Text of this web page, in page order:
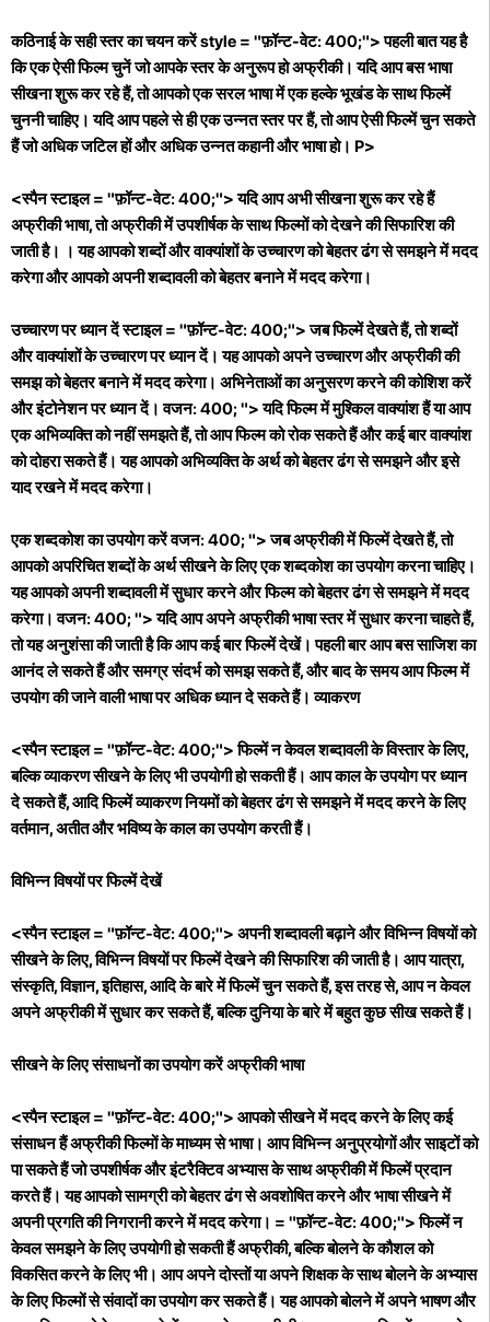
कठिनाई के सही स्तर का चयन करें style = "फ़ॉन्ट-वेट: 400;"> पहली बात यह है
कि एक ऐसी फिल्म चुनें जो आपके स्तर के अनुरूप हो अफ्रीकी। यदि आप बस भाषा
सीखना शुरू कर रहे हैं, तो आपको एक सरल भाषा में एक हल्के भूखंड के साथ फिल्में
चुननी चाहिए। यदि आप पहले से ही एक उन्नत स्तर पर हैं, तो आप ऐसी फिल्में चुन सकते
हैं जो अधिक जटिल हों और अधिक उन्नत कहानी और भाषा हो। P>
<स्पैन स्टाइल = "फ़ॉन्ट-वेट: 400;"> यदि आप अभी सीखना शुरू कर रहे हैं
अफ्रीकी भाषा, तो अफ्रीकी में उपशीर्षक के साथ फिल्मों को देखने की सिफारिश की
जाती है। । यह आपको शब्दों और वाक्यांशों के उच्चारण को बेहतर ढंग से समझने में मदद
करेगा और आपको अपनी शब्दावली को बेहतर बनाने में मदद करेगा।
उच्चारण पर ध्यान दें स्टाइल = "फ़ॉन्ट-वेट: 400;"> जब फिल्में देखते हैं, तो शब्दों
और वाक्यांशों के उच्चारण पर ध्यान दें। यह आपको अपने उच्चारण और अफ्रीकी की
समझ को बेहतर बनाने में मदद करेगा। अभिनेताओं का अनुसरण करने की कोशिश करें
और इंटोनेशन पर ध्यान दें। वजन: 400; "> यदि फिल्म में मुश्किल वाक्यांश हैं या आप
एक अभिव्यक्ति को नहीं समझते हैं, तो आप फिल्म को रोक सकते हैं और कई बार वाक्यांश
को दोहरा सकते हैं। यह आपको अभिव्यक्ति के अर्थ को बेहतर ढंग से समझने और इसे
याद रखने में मदद करेगा।
एक शब्दकोश का उपयोग करें वजन: 400; "> जब अफ्रीकी में फिल्में देखते हैं, तो
आपको अपरिचित शब्दों के अर्थ सीखने के लिए एक शब्दकोश का उपयोग करना चाहिए।
यह आपको अपनी शब्दावली में सुधार करने और फिल्म को बेहतर ढंग से समझने में मदद
करेगा। वजन: 400; "> यदि आप अपने अफ्रीकी भाषा स्तर में सुधार करना चाहते हैं,
तो यह अनुशंसा की जाती है कि आप कई बार फिल्में देखें। पहली बार आप बस साजिश का
आनंद ले सकते हैं और समग्र संदर्भ को समझ सकते हैं, और बाद के समय आप फिल्म में
उपयोग की जाने वाली भाषा पर अधिक ध्यान दे सकते हैं। व्याकरण
<स्पैन स्टाइल = "फ़ॉन्ट-वेट: 400;"> फिल्में न केवल शब्दावली के विस्तार के लिए,
बल्कि व्याकरण सीखने के लिए भी उपयोगी हो सकती हैं। आप काल के उपयोग पर ध्यान
दे सकते हैं, आदि फिल्में व्याकरण नियमों को बेहतर ढंग से समझने में मदद करने के लिए
वर्तमान, अतीत और भविष्य के काल का उपयोग करती हैं।
विभिन्न विषयों पर फिल्में देखें
<स्पैन स्टाइल = "फ़ॉन्ट-वेट: 400;"> अपनी शब्दावली बढ़ाने और विभिन्न विषयों को
सीखने के लिए, विभिन्न विषयों पर फिल्में देखने की सिफारिश की जाती है। आप यात्रा,
संस्कृति, विज्ञान, इतिहास, आदि के बारे में फिल्में चुन सकते हैं, इस तरह से, आप न केवल
अपने अफ्रीकी में सुधार कर सकते हैं, बल्कि दुनिया के बारे में बहुत कुछ सीख सकते हैं।
सीखने के लिए संसाधनों का उपयोग करें अफ्रीकी भाषा
<स्पैन स्टाइल = "फ़ॉन्ट-वेट: 400;"> आपको सीखने में मदद करने के लिए कई
संसाधन हैं अफ्रीकी फिल्मों के माध्यम से भाषा। आप विभिन्न अनुप्रयोगों और साइटों को
पा सकते हैं जो उपशीर्षक और इंटरैक्टिव अभ्यास के साथ अफ्रीकी में फिल्में प्रदान
करते हैं। यह आपको सामग्री को बेहतर ढंग से अवशोषित करने और भाषा सीखने में
अपनी प्रगति की निगरानी करने में मदद करेगा। = "फ़ॉन्ट-वेट: 400;"> फिल्में न
केवल समझने के लिए उपयोगी हो सकती हैं अफ्रीकी, बल्कि बोलने के कौशल को
विकसित करने के लिए भी। आप अपने दोस्तों या अपने शिक्षक के साथ बोलने के अभ्यास
के लिए फिल्मों से संवादों का उपयोग कर सकते हैं। यह आपको बोलने में अपने भाषण और